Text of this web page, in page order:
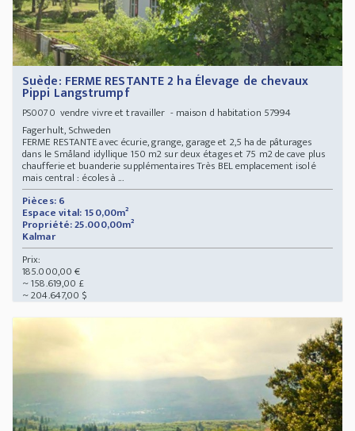
Suède: FERME RESTANTE 2 ha Élevage de chevaux
Pippi Langstrumpf
PS0070 vendre vivre et travailler - maison d habitation 57994
Fagerhult, Schweden
FERME RESTANTE avec écurie, grange, garage et 2,5 ha de pâturages
dans le Småland idyllique 150 m2 sur deux étages et 75 m2 de cave plus
chaufferie et buanderie supplémentaires Très BEL emplacement isolé
mais central : écoles à ...
Pièces: 6
Espace vital: 150,00m²
Propriété: 25.000,00m²
Kalmar
Prix:
185.000,00 €
~ 158.619,00 £
~ 204.647,00 $